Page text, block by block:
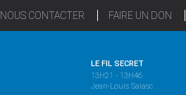
NOUS CONTACTER FAIRE UN DON
LE FIL SECRET
13H21 - 13H46
Jean-Louis Salasc